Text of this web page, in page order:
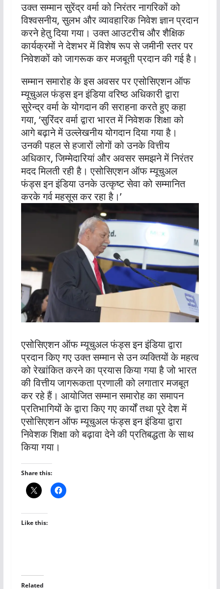
उक्त सम्मान सुरेंद्र वर्मा को निरंतर नागरिकों को
विश्वसनीय, सुलभ और व्यावहारिक निवेश ज्ञान प्रदान
करने हेतु दिया गया। उक्त आउटरीच और शैक्षिक
कार्यक्रमों ने देशभर में विशेष रूप से जमीनी स्तर पर
निवेशकों को जागरूक कर मजबूती प्रदान की गई है।
सम्मान समारोह के इस अवसर पर एसोसिएशन ऑफ
म्यूचुअल फंड्स इन इंडिया वरिष्ठ अधिकारी द्वारा
सुरेन्द्र वर्मा के योगदान की सराहना करते हुए कहा
गया, ‘सुरिंदर वर्मा द्वारा भारत में निवेशक शिक्षा को
आगे बढ़ाने में उल्लेखनीय योगदान दिया गया है।
उनकी पहल से हजारों लोगों को उनके वित्तीय
अधिकार, जिम्मेदारियां और अवसर समझने में निरंतर
मदद मिलती रही है। एसोसिएशन ऑफ म्यूचुअल
फंड्स इन इंडिया उनके उत्कृष्ट सेवा को सम्मानित
करके गर्व महसूस कर रहा है।’
एसोसिएशन ऑफ म्यूचुअल फंड्स इन इंडिया द्वारा
प्रदान किए गए उक्त सम्मान से उन व्यक्तियों के महत्व
को रेखांकित करने का प्रयास किया गया है जो भारत
की वित्तीय जागरूकता प्रणाली को लगातार मजबूत
कर रहे हैं। आयोजित सम्मान समारोह का समापन
प्रतिभागियों के द्वारा किए गए कार्यों तथा पूरे देश में
एसोसिएशन ऑफ म्यूचुअल फंड्स इन इंडिया द्वारा
निवेशक शिक्षा को बढ़ावा देने की प्रतिबद्धता के साथ
किया गया।
Share this:
Like this:
Related